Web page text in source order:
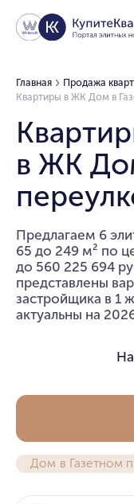
Главная
Продажа
Квартиры в ЖК Дом в
в ЖК
Предлагаем 6
65 до 249 м² по
до 560 225 694
представлены
застройщика в 1
актуальны на
Дом в Газетном